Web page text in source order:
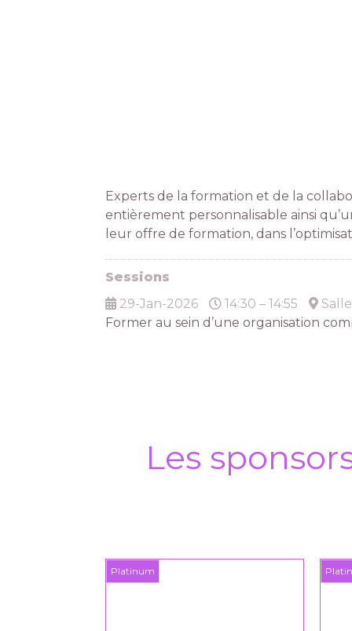
Experts de la formation et de la
entièrement personnalisable ainsi
leur offre de formation, dans
Sessions
29-Jan-2026
14:30 – 14:55
Former au sein d’une organisation
Les
Platinum